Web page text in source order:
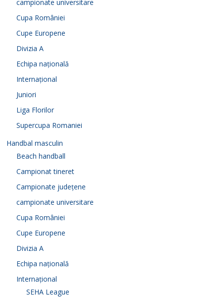
campionate universitare
Cupa României
Cupe Europene
Divizia A
Echipa națională
Internațional
Juniori
Liga Florilor
Supercupa Romaniei
Handbal masculin
Beach handball
Campionat tineret
Campionate județene
campionate universitare
Cupa României
Cupe Europene
Divizia A
Echipa națională
Internațional
SEHA League